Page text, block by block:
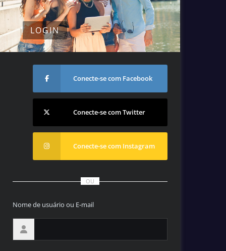
LOGIN
Conecte-se com Facebook
Conecte-se com Twitter
Conecte-se com Instagram
OU
Nome de usuário ou E-mail